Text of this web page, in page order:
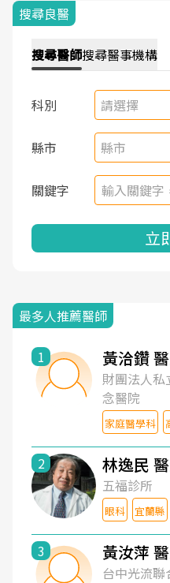
搜尋良醫
搜尋醫師搜尋醫事機構
科別 請選擇
縣市 縣市
關鍵字
立
最多人推薦醫師
1 黃洽鑽
財團法人
念醫院
家庭醫學科
2 林逸民
五福診所
眼科 宜蘭縣
3 黃汝萍
台中光流聯